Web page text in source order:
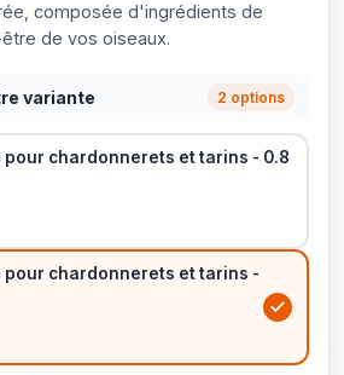
composée d'ingrédients de
de vos oiseaux.
variante 2 options
pour chardonnerets et tarins - 0.8
pour chardonnerets et tarins -